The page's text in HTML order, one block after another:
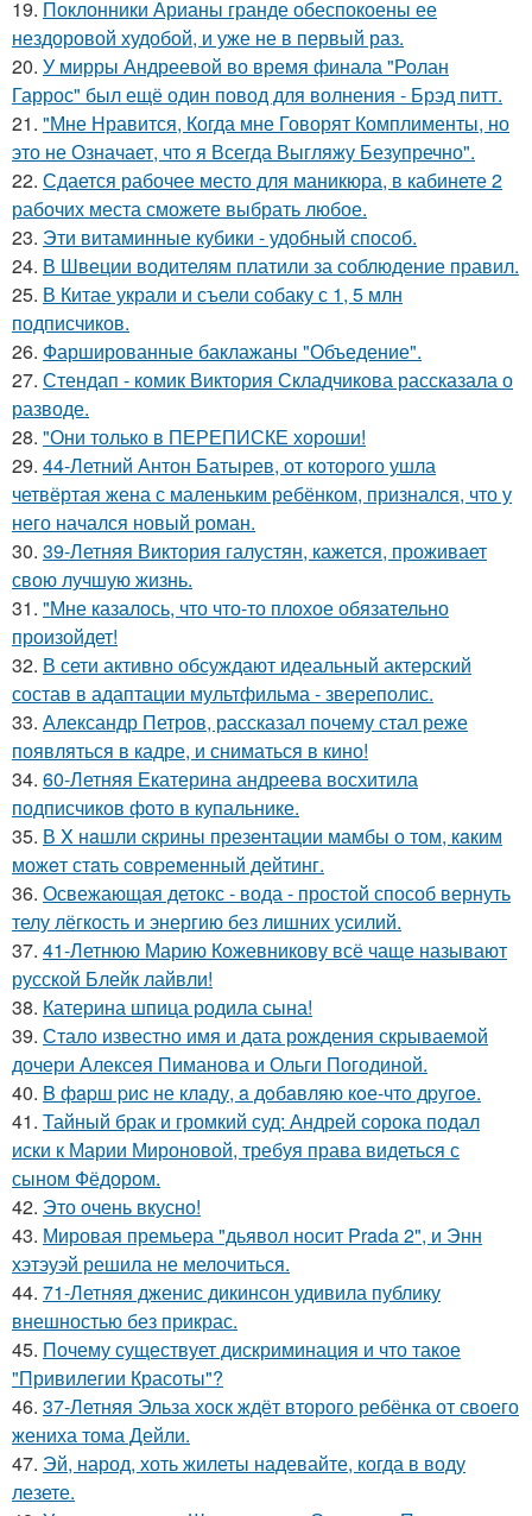
19. Поклонники Арианы гранде обеспокоены ее
нездоровой худобой, и уже не в первый раз.
20. У мирры Андреевой во время финала "Ролан
Гаррос" был ещё один повод для волнения - Брэд питт.
21. "Мне Нравится, Когда мне Говорят Комплименты, но
это не Означает, что я Всегда Выгляжу Безупречно".
22. Сдается рабочее место для маникюра, в кабинете 2
рабочих места сможете выбрать любое.
23. Эти витаминные кубики - удобный способ.
24. В Швеции водителям платили за соблюдение правил.
25. В Китае украли и съели собаку с 1, 5 млн
подписчиков.
26. Фаршированные баклажаны "Объедение".
27. Стендап - комик Виктория Складчикова рассказала о
разводе.
28. "Они только в ПЕРЕПИСКЕ хороши!
29. 44-Летний Антон Батырев, от которого ушла
четвёртая жена с маленьким ребёнком, признался, что у
него начался новый роман.
30. 39-Летняя Виктория галустян, кажется, проживает
свою лучшую жизнь.
31. "Мне казалось, что что-то плохое обязательно
произойдет!
32. В сети активно обсуждают идеальный актерский
состав в адаптации мультфильма - звереполис.
33. Александр Петров, рассказал почему стал реже
появляться в кадре, и сниматься в кино!
34. 60-Летняя Екатерина андреева восхитила
подписчиков фото в купальнике.
35. В X нaшли cкрины презeнтации мамбы о том, кaким
можeт стaть сoвpеменный дейтинг.
36. Освежающая детокс - вода - простой способ вернуть
телу лёгкость и энергию без лишних усилий.
37. 41-Летнюю Марию Кожевникову всё чаще называют
русской Блейк лайвли!
38. Катерина шпица родила сына!
39. Стало известно имя и дата рождения скрываемой
дочери Алексея Пиманова и Ольги Погодиной.
40. B фapш pиc не клaду, a дoбaвляю кoе-чтo дpугoe.
41. Тайный брак и громкий суд: Андрей сорока подал
иски к Марии Мироновой, требуя права видеться с
сыном Фёдором.
42. Это очень вкусно!
43. Мировая премьера "дьявол носит Prada 2", и Энн
хэтэуэй решила не мелочиться.
44. 71-Летняя дженис дикинсон удивила публику
внешностью без прикрас.
45. Почему существует дискриминация и что такое
"Привилегии Красоты"?
46. 37-Летняя Эльза хоск ждёт второго ребёнка от своего
жениха тома Дейли.
47. Эй, народ, хоть жилеты надевайте, когда в воду
лезете.